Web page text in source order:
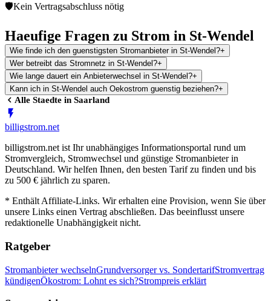
🛡Kein Vertragsabschluss nötig
Haeufige Fragen zu Strom in St-Wendel
Wie finde ich den guenstigsten Stromanbieter in St-Wendel?+
Wer betreibt das Stromnetz in St-Wendel?+
Wie lange dauert ein Anbieterwechsel in St-Wendel?+
Kann ich in St-Wendel auch Oekostrom guenstig beziehen?+
Alle Staedte in Saarland
billigstrom.net
billigstrom.net ist Ihr unabhängiges Informationsportal rund um
Stromvergleich, Stromwechsel und günstige Stromanbieter in
Deutschland. Wir helfen Ihnen, den besten Tarif zu finden und bis
zu 500 € jährlich zu sparen.
* Enthält Affiliate-Links. Wir erhalten eine Provision, wenn Sie über
unsere Links einen Vertrag abschließen. Das beeinflusst unsere
redaktionelle Unabhängigkeit nicht.
Ratgeber
Stromanbieter wechselnGrundversorger vs. SondertarifStromvertrag
kündigenÖkostrom: Lohnt es sich?Strompreis erklärt